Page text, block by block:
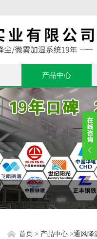
产品中心
首页 > 产品中心 >通风降